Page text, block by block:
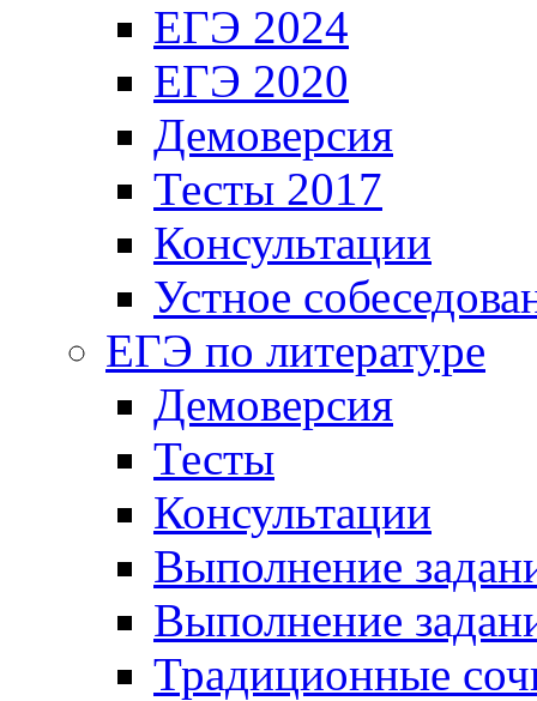
ЕГЭ 2024
ЕГЭ 2020
Демоверсия
Тесты 2017
Консультации
Устное
ЕГЭ по литературе
Демоверсия
Тесты
Консультации
Выполнение
Выполнение
Традиционные